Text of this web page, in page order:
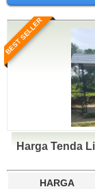
BEST SELLER
Harga Tenda
HARGA